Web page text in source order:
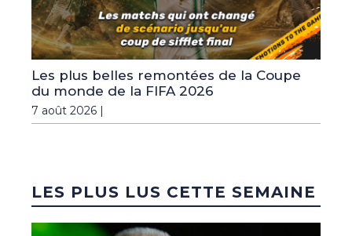
Les plus belles remontées de la Coupe
du monde de la FIFA 2026
7 août 2026 |
LES PLUS LUS CETTE SEMAINE